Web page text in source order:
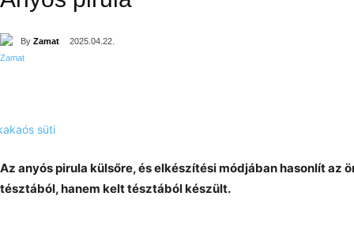
By Zamat 2025.04.22.
Az anyós pirula külsőre, és elkészítési módjában hasonlít az
tésztából, hanem kelt tésztából készült.